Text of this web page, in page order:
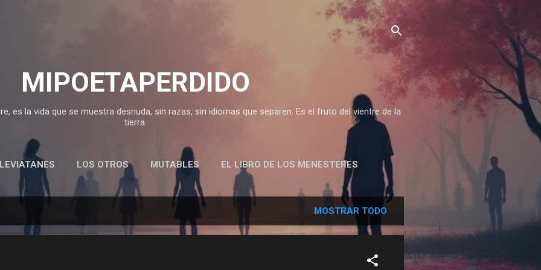
MIPOETAPERDIDO
es la vida que se muestra desnuda, sin razas, sin idiomas que separen. Es el fruto del vientre de la
tierra.
LEVIATANES LOS OTROS MUTABLES EL LIBRO DE LOS MENESTERES
MOSTRAR TODO